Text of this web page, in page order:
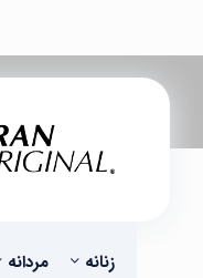
زنانه مردانه